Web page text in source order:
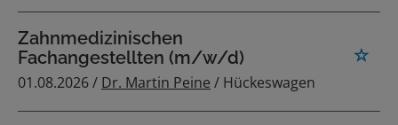
Zahnmedizinischen
Fachangestellten (m/w/d)
01.08.2026 / Dr. Martin Peine / Hückeswagen